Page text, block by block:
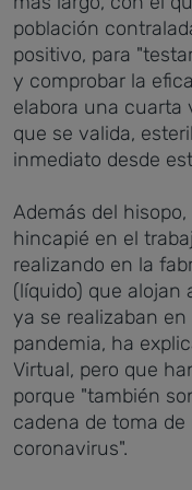
población
positivo, para
y comprobar la
elabora una cuarta
que se valida,
inmediato desde
Además del
hincapié en el
realizando en la
(líquido) que alojan
ya se realizaban
pandemia, ha
Virtual, pero que
porque "también
cadena de toma
coronavirus".